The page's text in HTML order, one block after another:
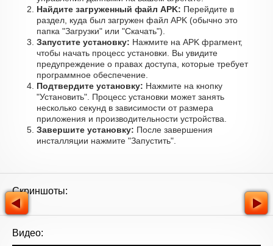
Найдите загруженный файл APK: Перейдите в
раздел, куда был загружен файл APK (обычно это
папка "Загрузки" или "Скачать").
Запустите установку: Нажмите на APK фрагмент,
чтобы начать процесс установки. Вы увидите
предупреждение о правах доступа, которые требует
программное обеспечение.
Подтвердите установку: Нажмите на кнопку
"Установить". Процесс установки может занять
несколько секунд в зависимости от размера
приложения и производительности устройства.
Завершите установку: После завершения
инсталляции нажмите "Запустить".
Скриншоты:
Видео: